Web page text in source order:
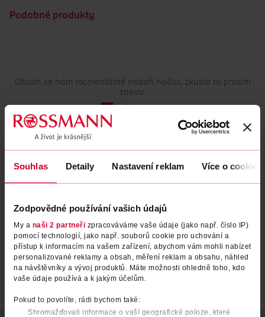
Souhlas Detaily Nastavení reklam Více o cookies
Zodpovědné používání vašich údajů
My a naši 2 partneři zpracováváme vaše údaje (jako např. číslo IP)
pomocí technologií, jako např. souborů cookie pro uchování a
přístup k informacím na vašem zařízení, abychom vám mohli nabízet
personalizované reklamy a obsah, měření reklam a obsahu, náhled
na návštěvníky a vývoj produktů. Máte možnosti ohledně toho, kdo
vaše údaje používá a k jakým účelům.
Pokud to povolíte, rádi bychom také:
Shromažďovali informace o vaší geografické poloze, které
Podobné produkty
Obsah se nám momentálně nedaří načíst, zkuste to prosím
znovu.